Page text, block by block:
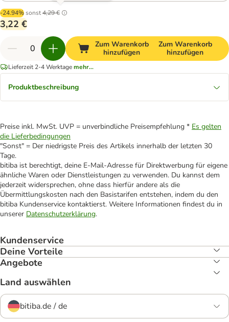
-24.94%sonst4,29 €
3,22 €
Zum Warenkorb
hinzufügen
Zum Warenkorb
hinzufügen
Lieferzeit 2-4 Werktagemehr...
Produktbeschreibung
Preise inkl. MwSt. UVP = unverbindliche Preisempfehlung * Es gelten
die Lieferbedingungen
"Sonst" = Der niedrigste Preis des Artikels innerhalb der letzten 30
Tage.
bitiba ist berechtigt, deine E-Mail-Adresse für Direktwerbung für eigene
ähnliche Waren oder Dienstleistungen zu verwenden. Du kannst dem
jederzeit widersprechen, ohne dass hierfür andere als die
Übermittlungskosten nach den Basistarifen entstehen, indem du den
bitiba Kundenservice kontaktierst. Weitere Informationen findest du in
unserer Datenschutzerklärung.
Kundenservice
Deine Vorteile
Angebote
Land auswählen
bitiba.de / de